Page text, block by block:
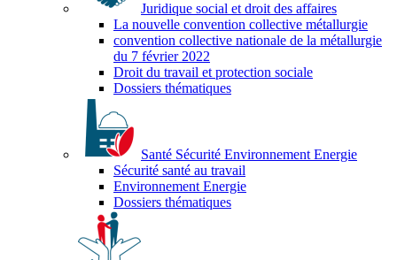
Juridique social et droit des affaires
La nouvelle convention collective métallurgie
convention collective nationale de la métallurgie
du 7 février 2022
Droit du travail et protection sociale
Dossiers thématiques
Santé Sécurité Environnement Energie
Sécurité santé au travail
Environnement Energie
Dossiers thématiques